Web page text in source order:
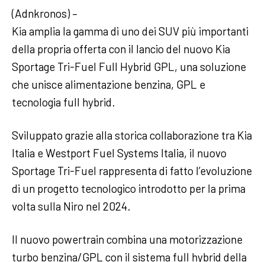
(Adnkronos) –
Kia amplia la gamma di uno dei SUV più importanti
della propria offerta con il lancio del nuovo Kia
Sportage Tri-Fuel Full Hybrid GPL, una soluzione
che unisce alimentazione benzina, GPL e
tecnologia full hybrid.
Sviluppato grazie alla storica collaborazione tra Kia
Italia e Westport Fuel Systems Italia, il nuovo
Sportage Tri-Fuel rappresenta di fatto l’evoluzione
di un progetto tecnologico introdotto per la prima
volta sulla Niro nel 2024.
Il nuovo powertrain combina una motorizzazione
turbo benzina/GPL con il sistema full hybrid della